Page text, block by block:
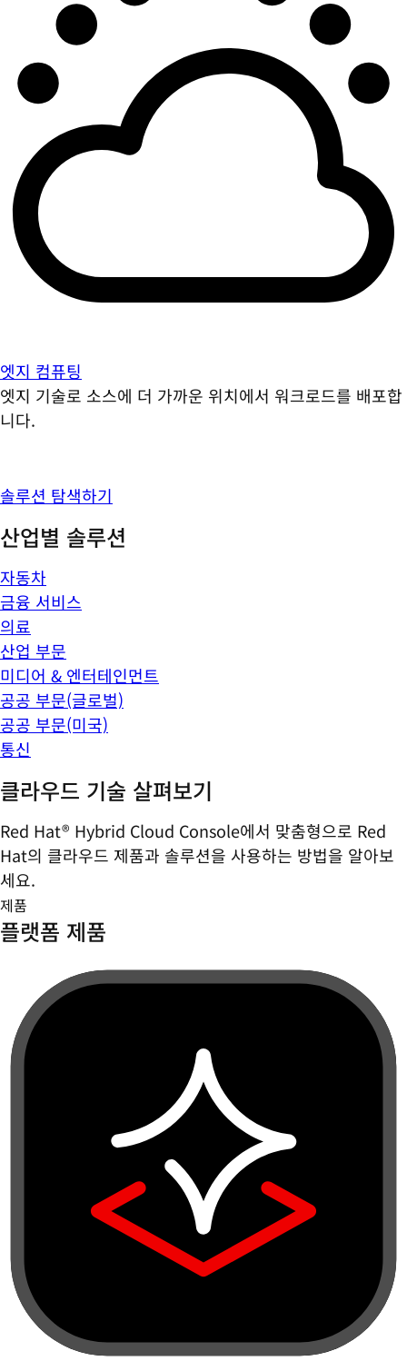
엣지 컴퓨팅
엣지 기술로 소스에 더 가까운 위치에서 워크로드를 배포합
니다.
솔루션 탐색하기
산업별 솔루션
자동차
금융 서비스
의료
산업 부문
미디어 & 엔터테인먼트
공공 부문(글로벌)
공공 부문(미국)
통신
클라우드 기술 살펴보기
Red Hat® Hybrid Cloud Console에서 맞춤형으로 Red
Hat의 클라우드 제품과 솔루션을 사용하는 방법을 알아보
세요.
제품
플랫폼 제품